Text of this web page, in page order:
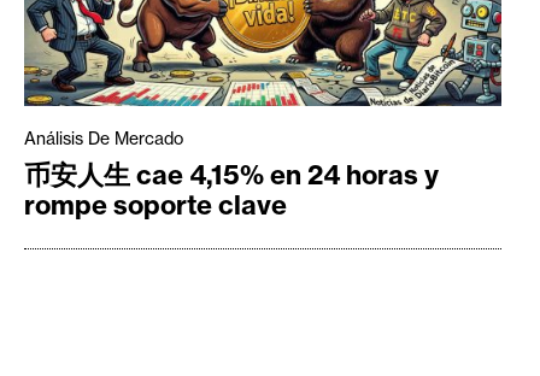
Análisis De Mercado
币安人生 cae 4,15% en 24 horas y
rompe soporte clave